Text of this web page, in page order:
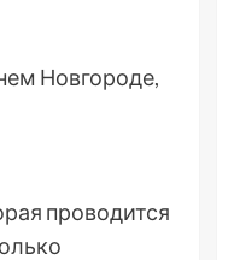
Новгороде,
проводится